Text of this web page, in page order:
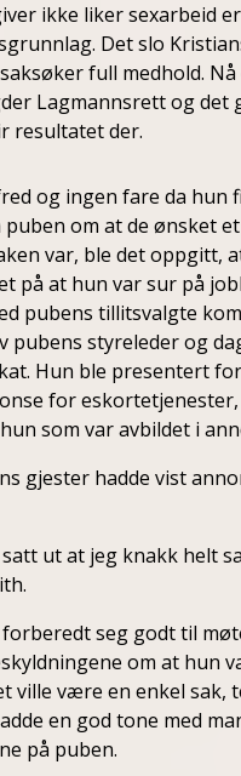
ikke liker sexarbeid
Det slo
full medhold. Nå
Lagmannsrett og det
resultatet der.
og ingen fare da hun
puben om at de ønsket
var, ble det oppgitt,
på at hun var sur på
pubens tillitsvalgte
pubens styreleder og
Hun ble presentert
for eskortetjenester,
som var avbildet i
gjester hadde vist
satt ut at jeg knakk helt
forberedt seg godt til
om at hun
ville være en enkel sak,
en god tone med
på puben.